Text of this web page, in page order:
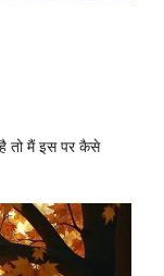
तो मैं इस पर कैसे